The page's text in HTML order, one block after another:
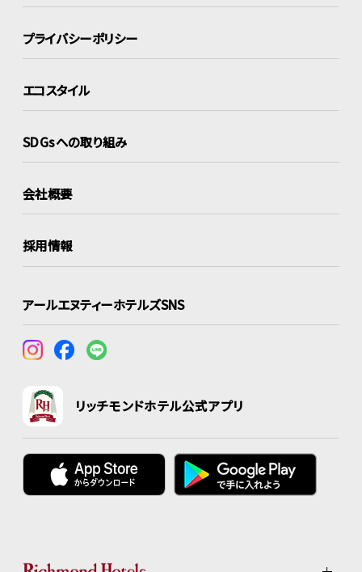
プライバシーポリシー
エコスタイル
SDGsへの取り組み
会社概要
採用情報
アールエヌティーホテルズSNS
リッチモンドホテル公式アプリ